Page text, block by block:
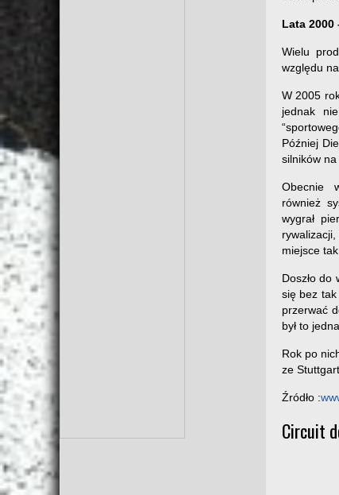
Lata 2000
Wielu
względu
W 2005
jednak
Później
silników na
Obecnie
również
wygrał
miejsce
Doszło do
się bez
przerwać
był to
Rok po
ze
Źródło :
Circuit